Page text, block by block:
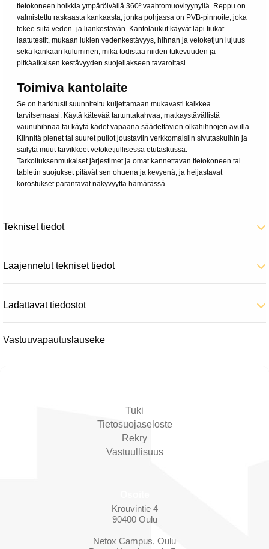
tietokoneen holkkia ympäröivällä 360º vaahtomuovityynyllä. Reppu on
valmistettu raskaasta kankaasta, jonka pohjassa on PVB-pinnoite, joka
tekee siitä veden- ja liankestävän. Kantolaukut käyvät läpi tiukat
laatutestit, mukaan lukien vedenkestävyys, hihnan ja vetoketjun lujuus
sekä kankaan kuluminen, mikä todistaa niiden tukevuuden ja
pitkäaikaisen kestävyyden suojellakseen tavaroitasi.
Toimiva kantolaite
Se on harkitusti suunniteltu kuljettamaan mukavasti kaikkea
tarvitsemaasi. Käytä kätevää tartuntakahvaa, matkaystävällistä
vaunuhihnaa tai käytä kädet vapaana säädettävien olkahihnojen avulla.
Kiinnitä pienet tai suuret pullot joustaviin verkkomaisiin sivutaskuihin ja
säilytä muut tarvikkeet vetoketjullisessa etutaskussa.
Tarkoituksenmukaiset järjestimet ja omat kannettavan tietokoneen tai
tabletin suojukset pitävät sen ohuena ja kevyenä, ja heijastavat
korostukset parantavat näkyvyyttä hämärässä.
Tekniset tiedot
Laajennetut tekniset tiedot
Ladattavat tiedostot
Vastuuvapautuslauseke
Tuki
Tietosuojaseloste
Rekry
Vastuullisuus
Krouvintie 4
90400 Oulu
Netox Campus, Oulu